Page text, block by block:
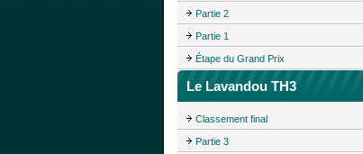
Partie 2
Partie 1
Étape du Grand Prix
Le Lavandou TH3
Classement final
Partie 3